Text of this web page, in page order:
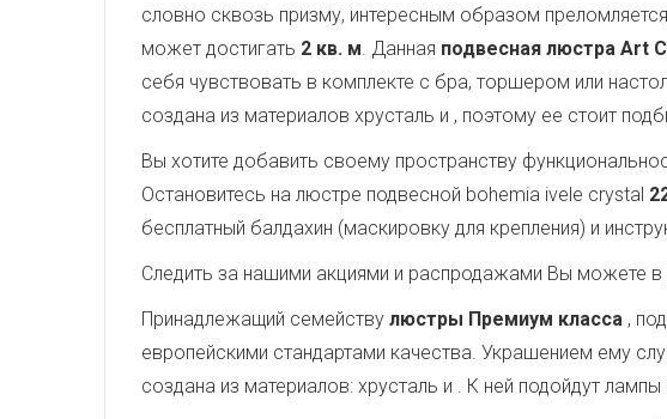
словно сквозь призму, интересным образом
может достигать 2 кв. м. Данная подвесная люстра Art
себя чувствовать в комплекте с бра, торшером или
создана из материалов хрусталь и , поэтому ее стоит
Вы хотите добавить своему пространству
Остановитесь на люстре подвесной bohemia ivele crystal
бесплатный балдахин (маскировку для крепления) и
Следить за нашими акциями и распродажами Вы можете в
Принадлежащий семейству люстры Премиум класса ,
европейскими стандартами качества. Украшением ему
создана из материалов: хрусталь и . К ней подойдут